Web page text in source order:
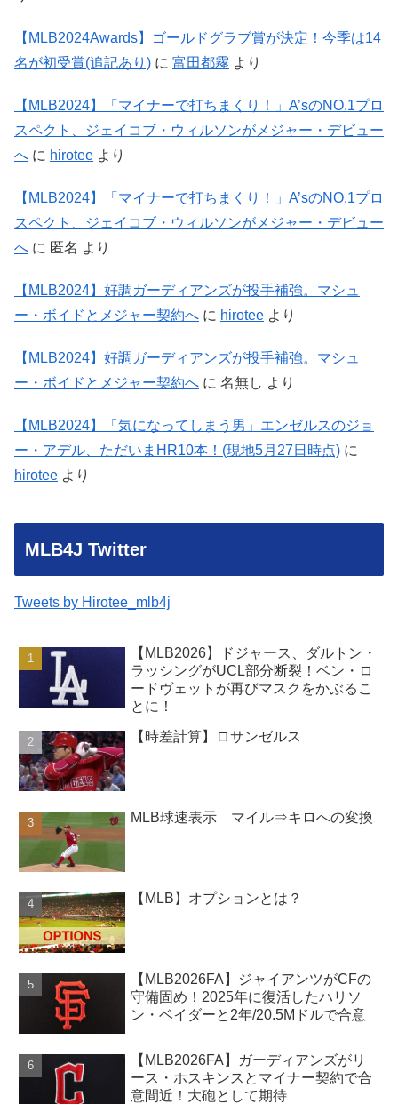
【MLB2024Awards】ゴールドグラブ賞が決定！今季は14
名が初受賞(追記あり) に 富田都霧 より
【MLB2024】「マイナーで打ちまくり！」A’sのNO.1プロ
スペクト、ジェイコブ・ウィルソンがメジャー・デビュー
へ に hirotee より
【MLB2024】「マイナーで打ちまくり！」A’sのNO.1プロ
スペクト、ジェイコブ・ウィルソンがメジャー・デビュー
へ に 匿名 より
【MLB2024】好調ガーディアンズが投手補強。マシュ
ー・ボイドとメジャー契約へ に hirotee より
【MLB2024】好調ガーディアンズが投手補強。マシュ
ー・ボイドとメジャー契約へ に 名無し より
【MLB2024】「気になってしまう男」エンゼルスのジョ
ー・アデル、ただいまHR10本！(現地5月27日時点) に
hirotee より
MLB4J Twitter
Tweets by Hirotee_mlb4j
【MLB2026】ドジャース、ダルトン・
ラッシングがUCL部分断裂！ベン・ロ
ードヴェットが再びマスクをかぶるこ
とに！
【時差計算】ロサンゼルス
MLB球速表示 マイル⇒キロへの変換
【MLB】オプションとは？
【MLB2026FA】ジャイアンツがCFの
守備固め！2025年に復活したハリソ
ン・ベイダーと2年/20.5Mドルで合意
【MLB2026FA】ガーディアンズがリ
ース・ホスキンスとマイナー契約で合
意間近！大砲として期待